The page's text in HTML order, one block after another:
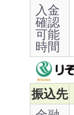
入金
確認
可能
時間
振込先